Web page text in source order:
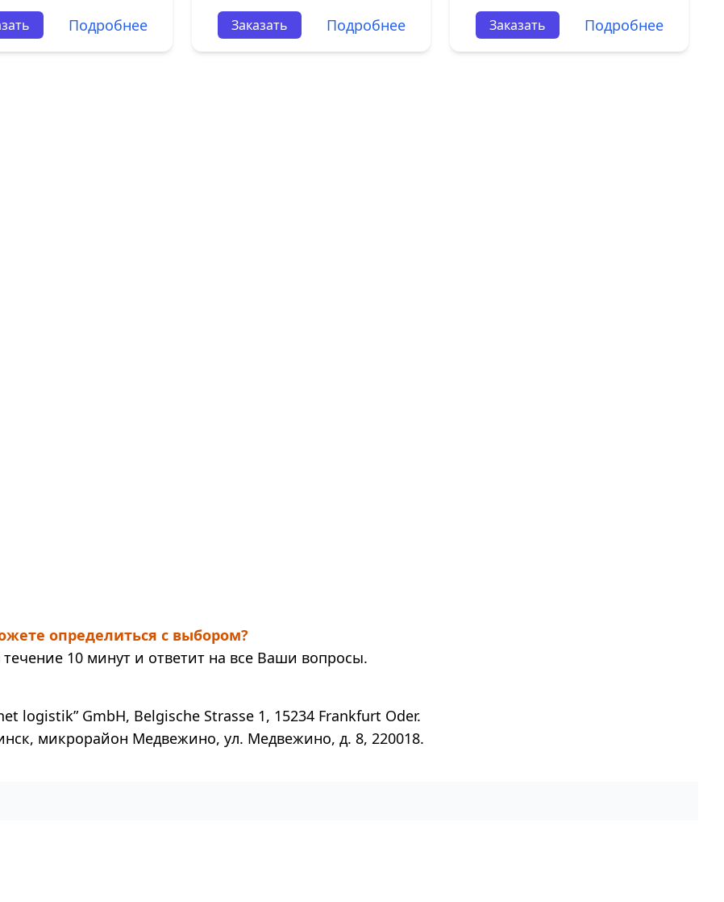
Подробнее Заказать Подробнее Заказать Подробнее
определиться с выбором?
10 минут и ответит на все Ваши вопросы.
logistik” GmbH, Belgische Strasse 1, 15234 Frankfurt Oder.
микрорайон Медвежино, ул. Медвежино, д. 8, 220018.